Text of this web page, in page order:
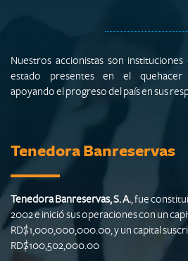
Nuestros accionistas son
estado presentes en el quehacer
apoyando el progreso del país en sus
Tenedora Banreservas
Tenedora Banreservas, S. A., fue
2002 e inició sus operaciones con un
RD$1,000,000,000.00, y un capital
RD$100,502,000.00